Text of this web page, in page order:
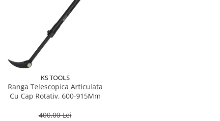
KS TOOLS
Ranga Telescopica Articulata
Cu Cap Rotativ. 600-915Mm
400,00 Lei